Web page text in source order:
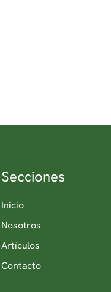
Secciones
Inicio
Nosotros
Artículos
Contacto